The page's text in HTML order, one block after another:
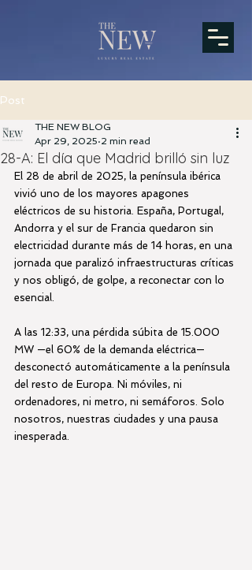
Post
28-A: El día que Madrid brilló sin luz
THE NEW BLOG
Apr 29, 2025 2 min read
El 28 de abril de 2025, la península ibérica
vivió uno de los mayores apagones
eléctricos de su historia. España, Portugal,
Andorra y el sur de Francia quedaron sin
electricidad durante más de 14 horas, en una
jornada que paralizó infraestructuras críticas
y nos obligó, de golpe, a reconectar con lo
esencial.
A las 12:33, una pérdida súbita de 15.000
MW —el 60% de la demanda eléctrica—
desconectó automáticamente a la península
del resto de Europa. Ni móviles, ni
ordenadores, ni metro, ni semáforos. Solo
nosotros, nuestras ciudades y una pausa
inesperada.